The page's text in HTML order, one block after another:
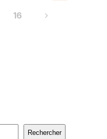
16
Rechercher